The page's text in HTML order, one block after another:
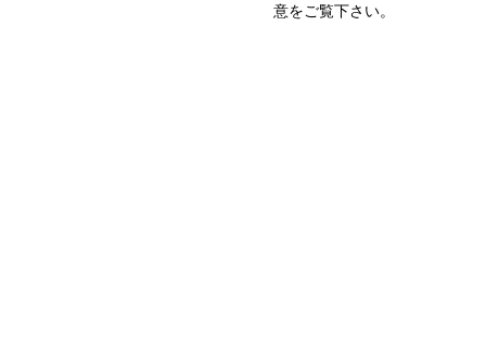
意をご覧下さい。